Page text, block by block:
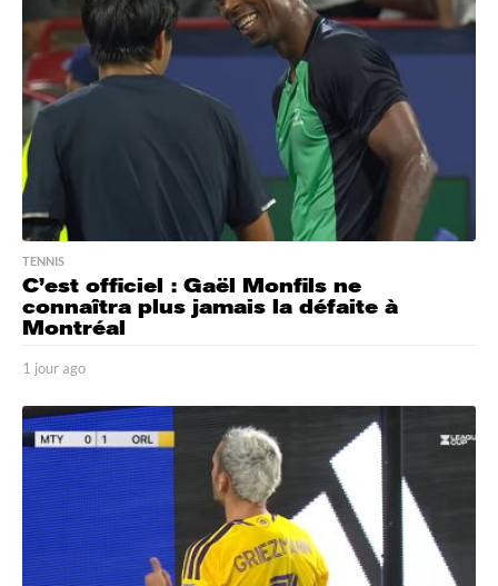
o
TENNIS
C’est officiel : Gaël Monfils ne
connaîtra plus jamais la défaite à
Montréal
1 jour ago
o
u
r
a
g
o